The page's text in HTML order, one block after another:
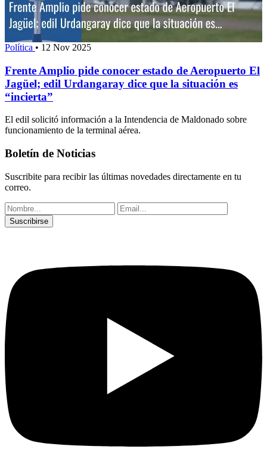
Política • 12 Nov 2025
Frente Amplio pide conocer estado de Aeropuerto El
Jagüel; edil Urdangaray dice que la situación es
“incierta”
El edil solicitó información a la Intendencia de Maldonado sobre
funcionamiento de la terminal aérea.
Boletín de Noticias
Suscribite para recibir las últimas novedades directamente en tu
correo.
Suscribirse